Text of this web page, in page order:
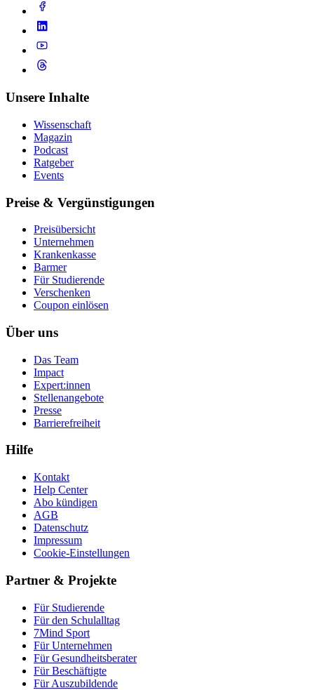
Unsere Inhalte
Wissenschaft
Magazin
Podcast
Ratgeber
Events
Preise & Vergünstigungen
Preisübersicht
Unternehmen
Krankenkasse
Barmer
Für Studierende
Ver­schen­ken
Coupon einlösen
Über uns
Das Team
Impact
Expert:innen
Stellenangebote
Presse
Barrierefreiheit
Hilfe
Kontakt
Help Center
Abo kündigen
AGB
Datenschutz
Impressum
Cookie-Einstellungen
Partner & Projekte
Für Stu­die­rende
Für den Schulalltag
7Mind Sport
Für Unter­neh­men
Für Gesund­heits­be­ra­ter
Für Beschäftigte
Für Auszubildende